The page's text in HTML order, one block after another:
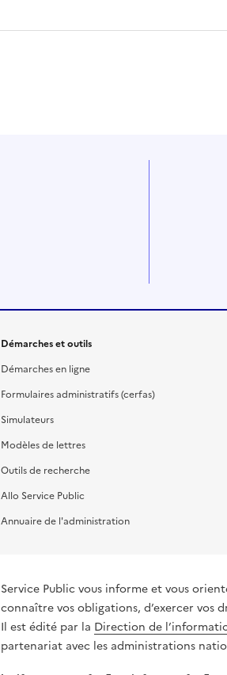
Démarches et outils
Démarches en ligne
Formulaires administratifs (cerfas)
Simulateurs
Modèles de lettres
Outils de recherche
Allo Service Public
Annuaire de l'administration
Service Public vous informe et vous
connaître vos obligations, d’exercer vos
Il est édité par la Direction de
partenariat avec les administrations